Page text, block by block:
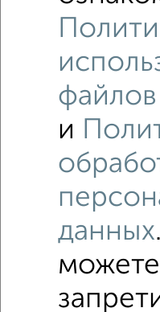
Рядом, с меньшей
Недалеко от проспект
Комнаты в 2-к
Поиск по схожим
район Репинский район
С холодильником С
и
данных
можете